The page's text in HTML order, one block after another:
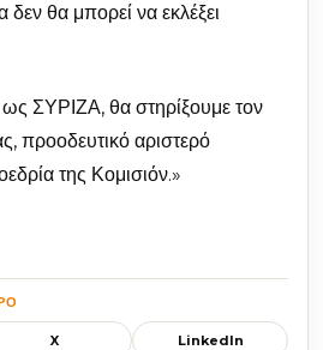
θα μπορεί να εκλέξει
ως ΣΥΡΙΖΑ, θα στηρίξουμε τον
προοδευτικό αριστερό
της Κομισιόν.»
X LinkedIn